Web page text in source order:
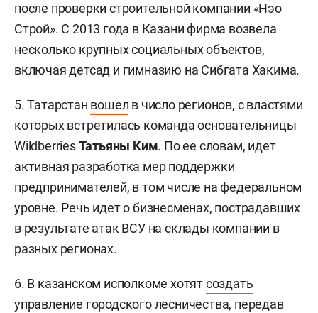
после проверки строительной компании «Нэо
Строй». С 2013 года в Казани фирма возвела
несколько крупных социальных объектов,
включая детсад и гимназию на Сибгата Хакима.
5. Татарстан вошел в число регионов, с властями
которых встретилась команда основательницы
WildberriesТатьяны Ким. По ее словам, идет
активная разработка мер поддержки
предпринимателей, в том числе на федеральном
уровне. Речь идет о бизнесменах, пострадавших
в результате атак ВСУ на склады компании в
разных регионах.
6. В казанском исполкоме хотятсоздать
управление городского лесничества, передав